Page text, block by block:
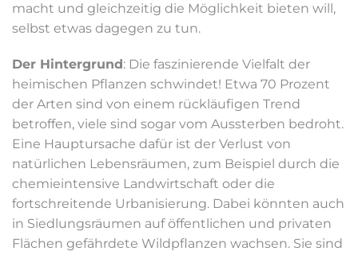
macht und gleichzeitig die Möglichkeit bieten will,
selbst etwas dagegen zu tun.
Der Hintergrund: Die faszinierende Vielfalt der
heimischen Pflanzen schwindet! Etwa 70 Prozent
der Arten sind von einem rückläufigen Trend
betroffen, viele sind sogar vom Aussterben bedroht.
Eine Hauptursache dafür ist der Verlust von
natürlichen Lebensräumen, zum Beispiel durch die
chemieintensive Landwirtschaft oder die
fortschreitende Urbanisierung. Dabei könnten auch
in Siedlungsräumen auf öffentlichen und privaten
Flächen gefährdete Wildpflanzen wachsen. Sie sind